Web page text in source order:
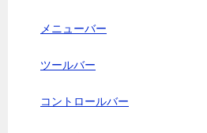
メニューバー
ツールバー
コントロールバー